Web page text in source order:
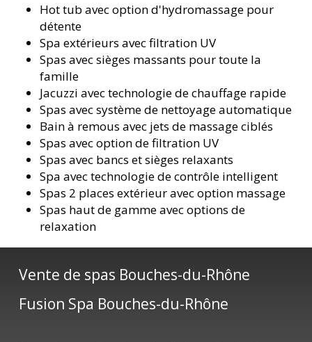
Hot tub avec option d'hydromassage pour
détente
Spa extérieurs avec filtration UV
Spas avec sièges massants pour toute la
famille
Jacuzzi avec technologie de chauffage rapide
Spas avec système de nettoyage automatique
Bain à remous avec jets de massage ciblés
Spas avec option de filtration UV
Spas avec bancs et sièges relaxants
Spa avec technologie de contrôle intelligent
Spas 2 places extérieur avec option massage
Spas haut de gamme avec options de
relaxation
Vente de spas Bouches-du-Rhône
Fusion Spa Bouches-du-Rhône